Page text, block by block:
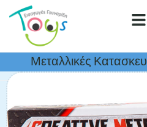
Μεταλλικές